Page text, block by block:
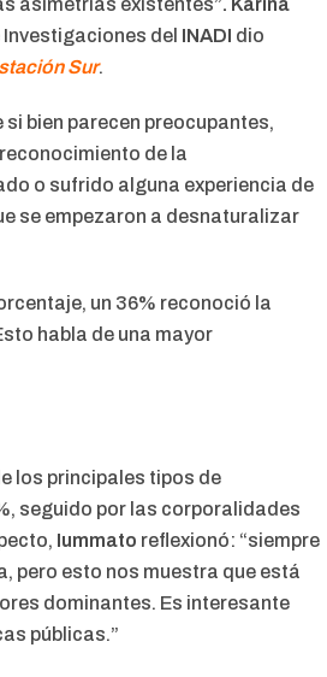
asimetrías existentes”. Karina
del INADI dio
Sur.
bien parecen preocupantes,
de la
o sufrido alguna experiencia de
se empezaron a desnaturalizar
un 36% reconoció la
habla de una mayor
los principales tipos de
seguido por las corporalidades
Iummato reflexionó: “siempre
pero esto nos muestra que está
dominantes. Es interesante
públicas.”